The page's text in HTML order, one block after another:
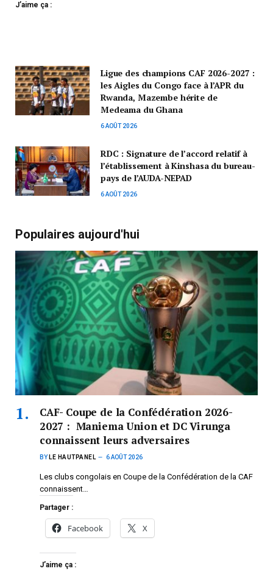
J’aime ça :
Ligue des champions CAF 2026-2027 :
les Aigles du Congo face à l’APR du
Rwanda, Mazembe hérite de
Medeama du Ghana
6 AOÛT 2026
RDC : Signature de l’accord relatif à
l’établissement à Kinshasa du bureau-
pays de l’AUDA-NEPAD
6 AOÛT 2026
Populaires aujourd'hui
CAF- Coupe de la Confédération 2026-
2027 : Maniema Union et DC Virunga
connaissent leurs adversaires
BY LE HAUTPANEL 6 AOÛT 2026
Les clubs congolais en Coupe de la Confédération de la CAF
connaissent…
Partager :
Facebook X
J’aime ça :